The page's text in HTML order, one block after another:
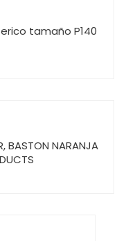
tamaño P140
BASTON NARANJA